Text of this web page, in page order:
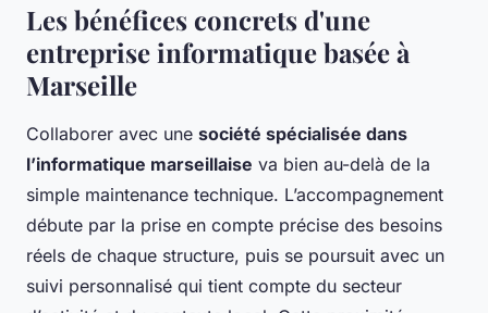
Les bénéfices concrets d'une
entreprise informatique basée à
Marseille
Collaborer avec une société spécialisée dans
l’informatique marseillaise va bien au-delà de la
simple maintenance technique. L’accompagnement
débute par la prise en compte précise des besoins
réels de chaque structure, puis se poursuit avec un
suivi personnalisé qui tient compte du secteur